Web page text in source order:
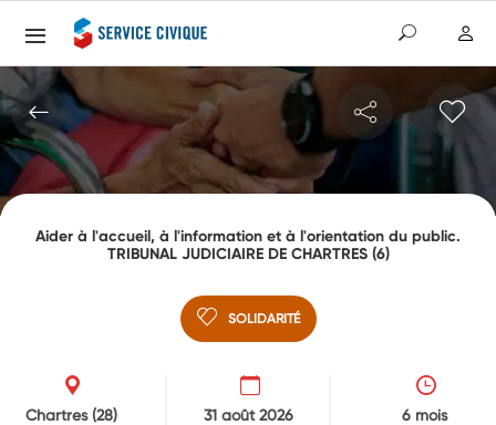
Aider à l'accueil, à l'information et à l'orientation du public.
TRIBUNAL JUDICIAIRE DE CHARTRES (6)
SOLIDARITÉ
Chartres(28) 31 août 2026 6 mois